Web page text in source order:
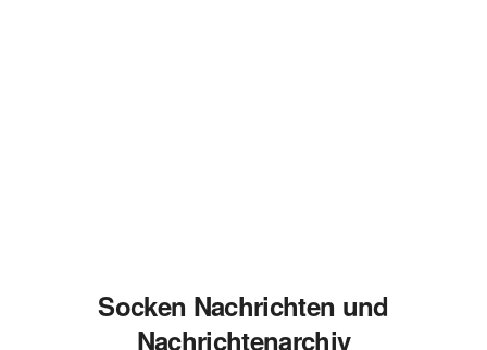
Socken Nachrichten und
Nachrichtenarchiv